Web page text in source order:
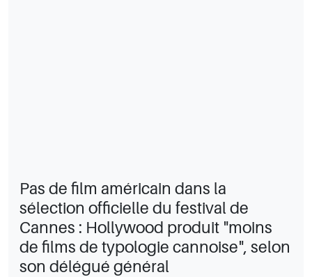
Pas de film américain dans la
sélection officielle du festival de
Cannes : Hollywood produit "moins
de films de typologie cannoise", selon
son délégué général